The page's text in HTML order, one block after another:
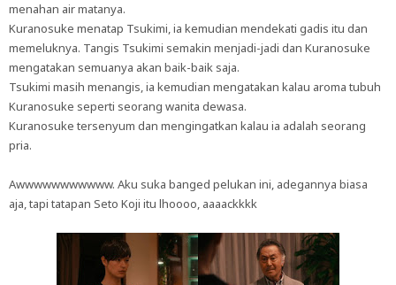
menahan air matanya.
Kuranosuke menatap Tsukimi, ia kemudian mendekati gadis itu dan
memeluknya. Tangis Tsukimi semakin menjadi-jadi dan Kuranosuke
mengatakan semuanya akan baik-baik saja.
Tsukimi masih menangis, ia kemudian mengatakan kalau aroma tubuh
Kuranosuke seperti seorang wanita dewasa.
Kuranosuke tersenyum dan mengingatkan kalau ia adalah seorang
pria.
Awwwwwwwwwww. Aku suka banged pelukan ini, adegannya biasa
aja, tapi tatapan Seto Koji itu lhoooo, aaaackkkk